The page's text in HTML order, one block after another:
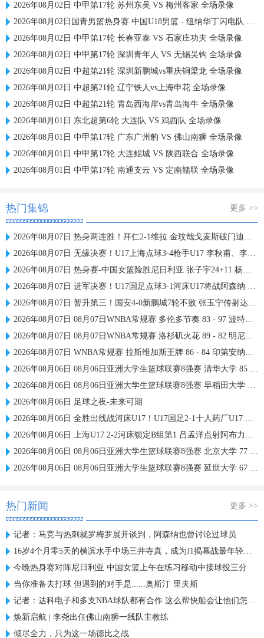
2026年08月02日 中甲第17轮 苏州东吴 VS 梅州客家 全场录像
2026年08月02日国青男篮热身赛 中国U18男篮 - 纽纳华丁闪电队 全场录像
2026年08月02日 中甲第17轮 长春亚泰 VS 石家庄功夫 全场录像
2026年08月02日 中甲第17轮 深圳青年人 VS 无锡吴钩 全场录像
2026年08月02日 中超第21轮 深圳新鹏城vs重庆铜梁龙 全场录像
2026年08月02日 中超第21轮 辽宁铁人vs上海申花 全场录像
2026年08月02日 中超第21轮 青岛西海岸vs青岛海牛 全场录像
2026年08月01日 东北超第6轮 大连队 VS 鸡西队 全场录像
2026年08月01日 中甲第17轮 广东广州豹 VS 佛山南狮 全场录像
2026年08月01日 中甲第17轮 大连鲲城 VS 陕西联合 全场录像
2026年08月01日 中甲第17轮 南通支云 VS 定南赣联 全场录像
热门集锦 更多 >>
2026年08月07日 热身两连胜！拜仁2-1维拉 金玟哉戈麦斯破门迪亚斯替补建功
2026年08月07日 无缘决赛！U17上海点球3-4枪手U17 李秋甫、李文博失点王启戎扑点
2026年08月07日 热身赛-中国女篮险胜尼日利亚 张子宇24+11 杨舒予12+6
2026年08月07日 进军决赛！U17国足点球3-1河床U17将战阿森纳 江宇涵替补两扑点
2026年08月07日 暂升第三！国安4-0新鹏城7轮不败 张玉宁传射达万双响法比奥破门
2026年08月07日 08月07日WNBA常规赛 多伦多节奏 83 - 97 波特兰火焰 集锦
2026年08月07日 08月07日WNBA常规赛 洛杉矶火花 89 - 82 明尼苏达山猫 全场集锦
2026年08月07日 WNBA常规赛 拉斯维加斯王牌 86 - 84 印第安纳狂热 全场集锦
2026年08月06日 08月06日亚洲大学生篮球联赛8强赛 清华大学 85 - 81 菲律宾大学 集锦
2026年08月06日 08月06日亚洲大学生篮球联赛8强赛 早稻田大学 78 - 71 高丽大学 集锦
2026年08月06日 足球之夜-未来可期
2026年08月06日 全胜出线战河床U17！U17国足2-1十人药厂U17 赵松源登场1分钟传射
2026年08月06日 上海U17 2-2河床锁定B组第1 吕孟洋点射阿布力米破门 将战A组第2
2026年08月06日 08月06日亚洲大学生篮球联赛8强赛 北京大学 77 - 79 上海交通大学 集锦
2026年08月06日 08月06日亚洲大学生篮球联赛8强赛 延世大学 67 - 72 政治大学 集锦
热门新闻 更多 >>
记者：马竞与热刺就罗梅罗展开谈判，阿森纳也曾讨论过球员
16岁4个月零5天的横滨水手中场三井寺真，成为J1揭幕战最年轻首发
今晚热身赛对阵尼日利亚 中国女篮上午在练习移动中接球投三分
当你准备去打球 但遇到的对手是......奥斯汀·里夫斯
记者：达科电子和多支NBA球队都有合作 这么帮快船会让他们怎么想
焕新启航 | 李尧出任佛山南狮一线队主教练
倾尽全力，只为这一场德比之战